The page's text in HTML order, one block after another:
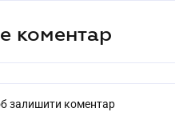
коментар
залишити коментар